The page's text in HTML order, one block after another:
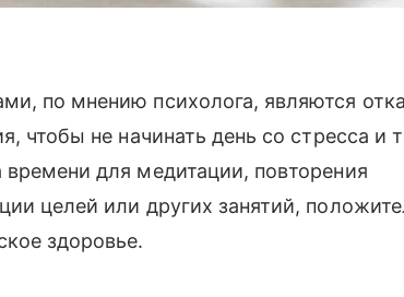
по мнению психолога, являются
чтобы не начинать день со стресса и
для медитации, повторения
целей или других занятий,
здоровье.